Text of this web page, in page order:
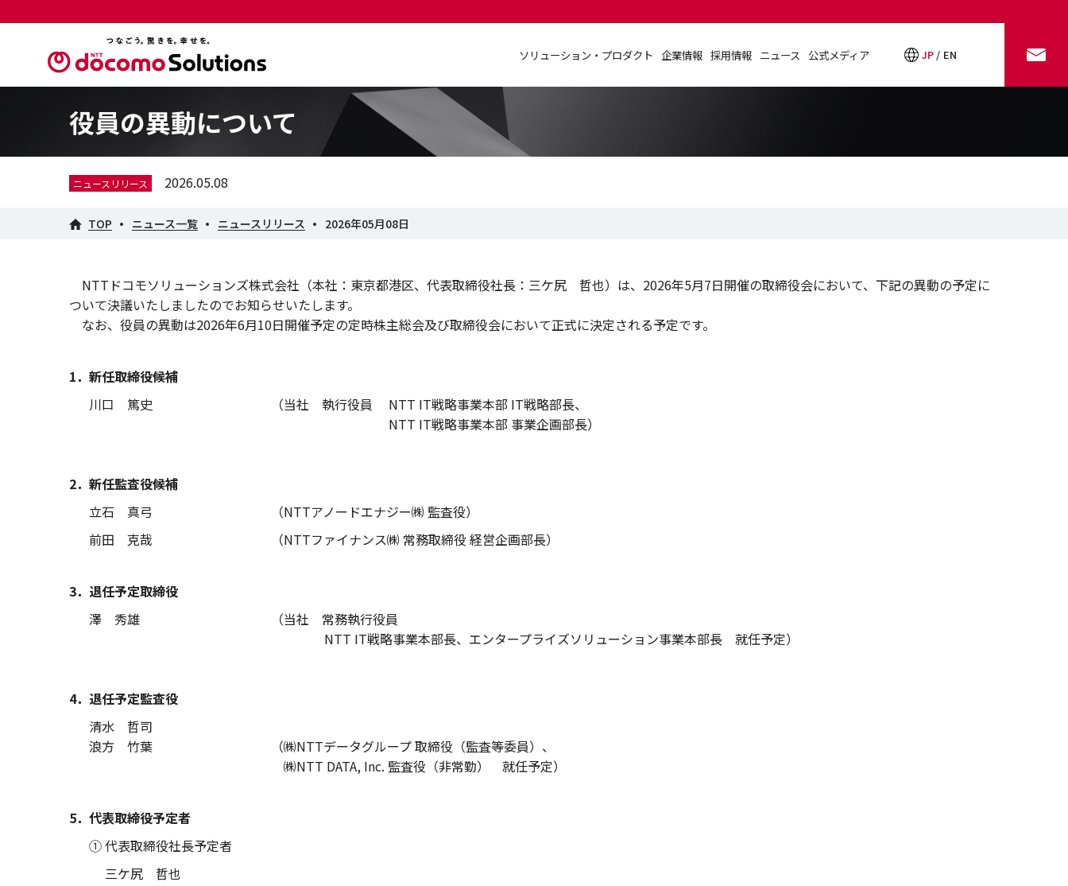
ソリューション・プロダクト 企業情報 採用情報 ニュース 公式メディア
JP EN
役員の異動について
ニュースリリース 2026.05.08
TOP ニュース一覧 ニュースリリース 2026年05月08日
NTTドコモソリューションズ株式会社（本社：東京都港区、代表取締役社長：三ケ尻 哲也）は、2026年5月7日開催の取締役会において、下記の異動の予定に
ついて決議いたしましたのでお知らせいたします。
なお、役員の異動は2026年6月10日開催予定の定時株主総会及び取締役会において正式に決定される予定です。
1．新任取締役候補
川口 篤史
（当社 執行役員 NTT IT戦略事業本部 IT戦略部長、
NTT IT戦略事業本部 事業企画部長）
2．新任監査役候補
立石 真弓
（NTTアノードエナジー㈱ 監査役）
前田 克哉
（NTTファイナンス㈱ 常務取締役 経営企画部長）
3．退任予定取締役
澤 秀雄
（当社 常務執行役員
NTT IT戦略事業本部長、エンタープライズソリューション事業本部長 就任予定）
4．退任予定監査役
清水 哲司
浪方 竹葉
（㈱NTTデータグループ 取締役（監査等委員）、
㈱NTT DATA, Inc. 監査役（非常勤） 就任予定）
5．代表取締役予定者
① 代表取締役社長予定者
三ケ尻 哲也